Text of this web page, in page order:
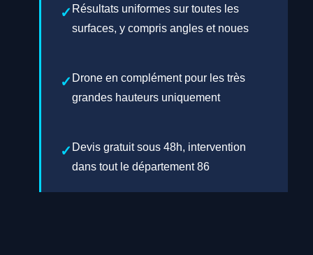
Résultats uniformes sur toutes les
surfaces, y compris angles et noues
Drone en complément pour les très
grandes hauteurs uniquement
Devis gratuit sous 48h, intervention
dans tout le département 86